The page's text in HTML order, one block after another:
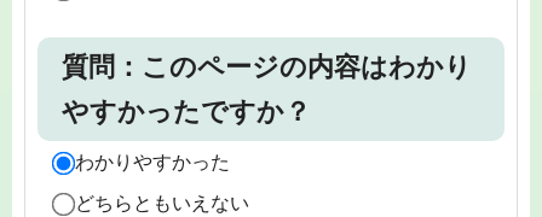
質問：このページの内容はわかり
やすかったですか？
わかりやすかった
どちらともいえない